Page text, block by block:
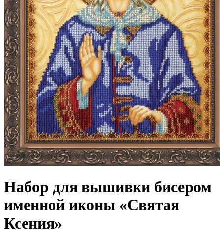
Набор для вышивки бисером
именной иконы «Святая
Ксения»